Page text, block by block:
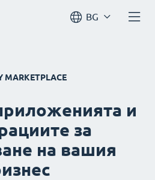
BG
MARKETPLACE
и
за
на вашия